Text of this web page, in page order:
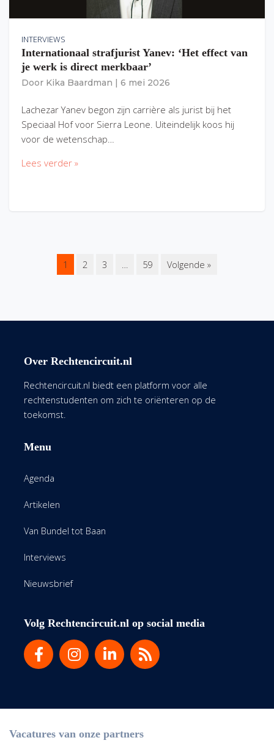
INTERVIEWS
Internationaal strafjurist Yanev: ‘Het effect van
je werk is direct merkbaar’
Door Kika Baardman 6 mei 2026
Lachezar Yanev begon zijn carrière als jurist bij het
Speciaal Hof voor Sierra Leone. Uiteindelijk koos hij
voor de wetenschap…
Lees verder »
1 2 3 … 59 Volgende »
Over Rechtencircuit.nl
Rechtencircuit.nl biedt een platform voor alle
rechtenstudenten om zich te oriënteren op de
toekomst.
Menu
Agenda
Artikelen
Van Bundel tot Baan
Interviews
Nieuwsbrief
Volg Rechtencircuit.nl op social media
Vacatures van onze partners